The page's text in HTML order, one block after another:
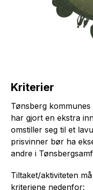
Kriterier
Tønsberg
har gjort en ekstra
omstiller seg til et
prisvinner bør ha
andre i
Tiltaket/aktiviteten
kriteriene nedenfor: